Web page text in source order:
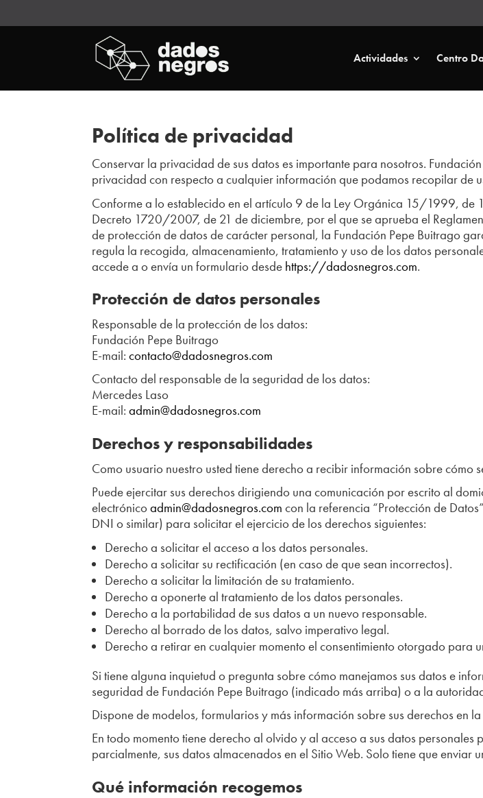
Actividades Centro
Política de privacidad
Conservar la privacidad de sus datos es importante para nosotros.
privacidad con respecto a cualquier información que podamos recopilar de
Conforme a lo establecido en el artículo 9 de la Ley Orgánica 15/1999, de
Decreto 1720/2007, de 21 de diciembre, por el que se aprueba el
de protección de datos de carácter personal, la Fundación Pepe Buitrago
regula la recogida, almacenamiento, tratamiento y uso de los datos
accede a o envía un formulario desde https://dadosnegros.com.
Protección de datos personales
Responsable de la protección de los datos:
Fundación Pepe Buitrago
E-mail:contacto@dadosnegros.com
Contacto del responsable de la seguridad de los datos:
Mercedes Laso
E-mail:admin@dadosnegros.com
Derechos y responsabilidades
Como usuario nuestro usted tiene derecho a recibir información sobre cómo
Puede ejercitar sus derechos dirigiendo una comunicación por escrito al
electrónicoadmin@dadosnegros.com con la referencia “Protección de
DNI o similar) para solicitar el ejercicio de los derechos siguientes:
Derecho a solicitar el acceso a los datos personales.
Derecho a solicitar su rectificación (en caso de que sean incorrectos).
Derecho a solicitar la limitación de su tratamiento.
Derecho a oponerte al tratamiento de los datos personales.
Derecho a la portabilidad de sus datos a un nuevo responsable.
Derecho al borrado de los datos, salvo imperativo legal.
Derecho a retirar en cualquier momento el consentimiento otorgado
Si tiene alguna inquietud o pregunta sobre cómo manejamos sus datos e
seguridad de Fundación Pepe Buitrago (indicado más arriba) o a la
Dispone de modelos, formularios y más información sobre sus derechos en
En todo momento tiene derecho al olvido y al acceso a sus datos
parcialmente, sus datos almacenados en el Sitio Web. Solo tiene que enviar
Qué información recogemos